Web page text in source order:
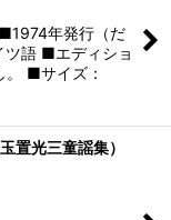
年発行（だ
ツ語 ■エディショ
。 ■サイズ：
置光三童謡集）